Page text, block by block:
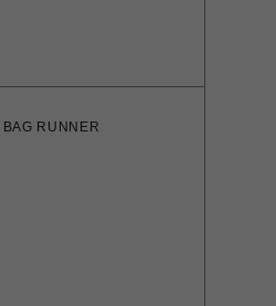
RUNNER